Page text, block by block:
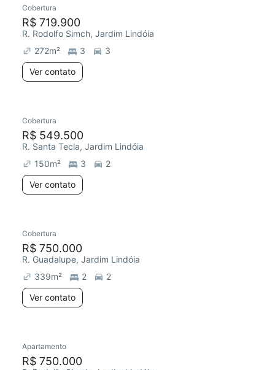
Chegou este mês
Cobertura
R$ 719.900
R. Rodolfo Simch, Jardim Lindóia
272m² 3
3
Ver contato
Redecorar
Cobertura
R$ 549.500
R. Santa Tecla, Jardim Lindóia
150m² 3
2
Ver contato
Cobertura
R$ 750.000
R. Guadalupe, Jardim Lindóia
339m² 2
2
Ver contato
Apartamento
R$ 750.000